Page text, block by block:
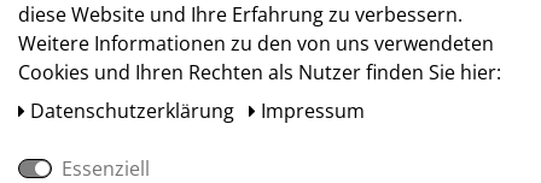
diese Website und Ihre Erfahrung zu verbessern.
Weitere Informationen zu den von uns verwendeten
Cookies und Ihren Rechten als Nutzer finden Sie hier:
Daten­schutz­erklärung
Impressum
Essenziell